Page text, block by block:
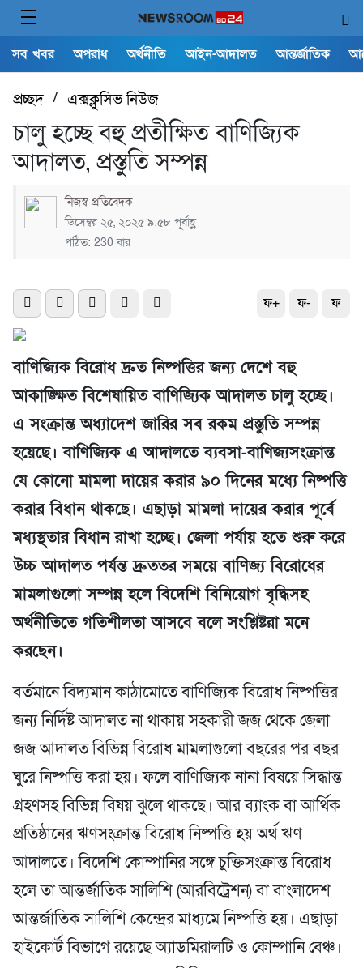
সব খবর অপরাধ অর্থনীতি আইন-আদালত আন্তর্জাতিক
প্রচ্ছদ/ এক্সক্লুসিভ নিউজ
চালু হচ্ছে বহু প্রতীক্ষিত বাণিজ্যিক
আদালত, প্রস্তুতি সম্পন্ন
নিজস্ব প্রতিবেদক
ডিসেম্বর ২৫, ২০২৫ ৯:৫৮ পূর্বাহ্ণ
পঠিত: 230 বার
ফ+ ফ- ফ
বাণিজ্যিক বিরোধ দ্রুত নিষ্পত্তির জন্য দেশে বহু
আকাঙ্ক্ষিত বিশেষায়িত বাণিজ্যিক আদালত চালু হচ্ছে।
এ সংক্রান্ত অধ্যাদেশ জারির সব রকম প্রস্তুতি সম্পন্ন
হয়েছে। বাণিজ্যিক এ আদালতে ব্যবসা-বাণিজ্যসংক্রান্ত
যে কোনো মামলা দায়ের করার ৯০ দিনের মধ্যে নিষ্পত্তি
করার বিধান থাকছে। এছাড়া মামলা দায়ের করার পূর্বে
মধ্যস্থতার বিধান রাখা হচ্ছে। জেলা পর্যায় হতে শুরু করে
উচ্চ আদালত পর্যন্ত দ্রুততর সময়ে বাণিজ্য বিরোধের
মামলাগুলো সম্পন্ন হলে বিদেশি বিনিয়োগ বৃদ্ধিসহ
অর্থনীতিতে গতিশীলতা আসবে বলে সংশ্লিষ্টরা মনে
করছেন।
বর্তমানে বিদ্যমান কাঠামোতে বাণিজ্যিক বিরোধ নিষ্পত্তির
জন্য নির্দিষ্ট আদালত না থাকায় সহকারী জজ থেকে জেলা
জজ আদালত বিভিন্ন বিরোধ মামলাগুলো বছরের পর বছর
ঘুরে নিষ্পত্তি করা হয়। ফলে বাণিজ্যিক নানা বিষয়ে সিদ্ধান্ত
গ্রহণসহ বিভিন্ন বিষয় ঝুলে থাকছে। আর ব্যাংক বা আর্থিক
প্রতিষ্ঠানের ঋণসংক্রান্ত বিরোধ নিষ্পত্তি হয় অর্থ ঋণ
আদালতে। বিদেশি কোম্পানির সঙ্গে চুক্তিসংক্রান্ত বিরোধ
হলে তা আন্তর্জাতিক সালিশি (আরবিট্রেশন) বা বাংলাদেশ
আন্তর্জাতিক সালিশি কেন্দ্রের মাধ্যমে নিষ্পত্তি হয়। এছাড়া
হাইকোর্ট বিভাগে রয়েছে অ্যাডমিরালটি ও কোম্পানি বেঞ্চ।